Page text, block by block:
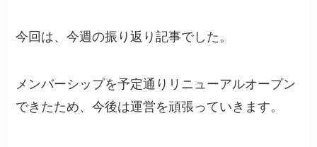
今回は、今週の振り返り記事でした。
メンバーシップを予定通りリニューアルオープン
できたため、今後は運営を頑張っていきます。